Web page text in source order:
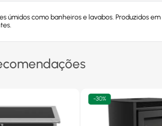
como banheiros e lavabos. Produzidos
-30%